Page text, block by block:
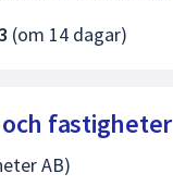
(om 14 dagar)
fastigheter
AB)